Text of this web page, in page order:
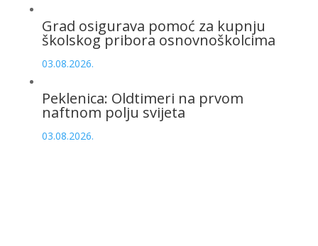
Grad osigurava pomoć za kupnju
školskog pribora osnovnoškolcima
03.08.2026.
Peklenica: Oldtimeri na prvom
naftnom polju svijeta
03.08.2026.